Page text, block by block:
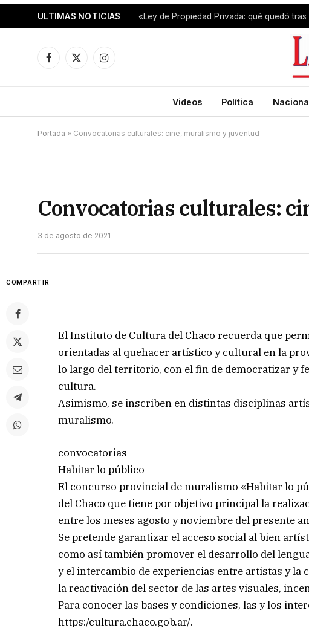
ULTIMAS NOTICIAS «Ley de Propiedad Privada: qué quedó
Facebook
X
Instagram
Videos Política
Portada » Convocatorias culturales: cine, muralismo y juventud
Convocatorias culturales:
3 de agosto de 2021
COMPARTIR
El Instituto de Cultura del Chaco recuerda que
orientadas al quehacer artístico y cultural en la
lo largo del territorio, con el fin de democratizar y
cultura.
Asimismo, se inscriben en distintas disciplinas
muralismo.
convocatorias
Habitar lo público
El concurso provincial de muralismo «Habitar lo
del Chaco que tiene por objetivo principal la
entre los meses agosto y noviembre del presente
Se pretende garantizar el acceso social al bien
como así también promover el desarrollo del
y el intercambio de experiencias entre artistas y la
la reactivación del sector de las artes visuales,
Para conocer las bases y condiciones, las y los
https:/cultura.chaco.gob.ar/.